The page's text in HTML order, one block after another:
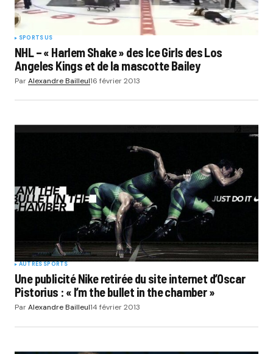
SPORTS US
NHL – « Harlem Shake » des Ice Girls des Los
Angeles Kings et de la mascotte Bailey
ParAlexandre Bailleul16 février 2013
AUTRES SPORTS
Une publicité Nike retirée du site internet d’Oscar
Pistorius : « I’m the bullet in the chamber »
ParAlexandre Bailleul14 février 2013